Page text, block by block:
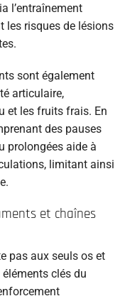
l’entraînement
les risques de lésions
sont également
articulaire,
et les fruits frais. En
des pauses
prolongées aide à
limitant ainsi
et chaînes
pas aux seuls os et
clés du